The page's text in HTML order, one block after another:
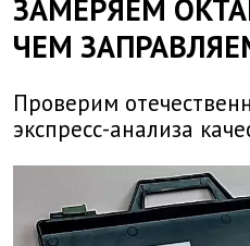
ЗАМЕРЯЕМ
ЧЕМ
Проверим
экспресс-анализа